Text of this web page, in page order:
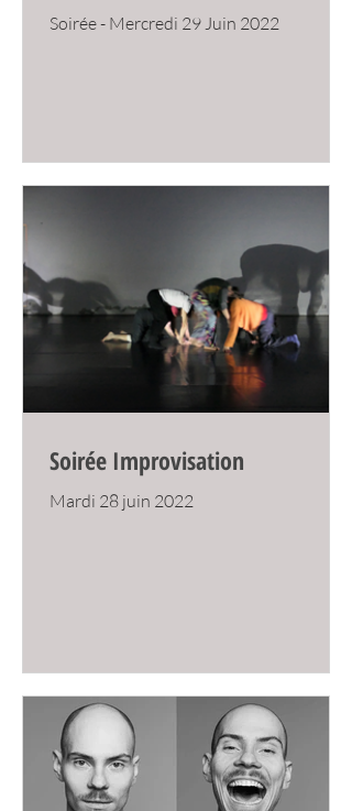
Soirée - Mercredi 29 Juin 2022
Soirée Improvisation
Mardi 28 juin 2022